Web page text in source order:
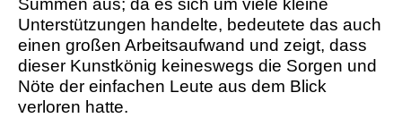
Summen aus; da es sich um viele kleine
Unterstützungen handelte, bedeutete das auch
einen großen Arbeitsaufwand und zeigt, dass
dieser Kunstkönig keineswegs die Sorgen und
Nöte der einfachen Leute aus dem Blick
verloren hatte.